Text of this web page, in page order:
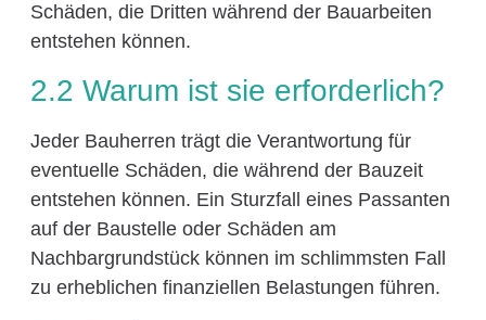
Schäden, die Dritten während der Bauarbeiten
entstehen können.
2.2 Warum ist sie erforderlich?
Jeder Bauherren trägt die Verantwortung für
eventuelle Schäden, die während der Bauzeit
entstehen können. Ein Sturzfall eines Passanten
auf der Baustelle oder Schäden am
Nachbargrundstück können im schlimmsten Fall
zu erheblichen finanziellen Belastungen führen.